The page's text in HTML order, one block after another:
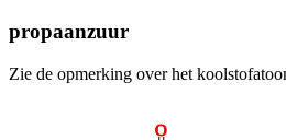
propaanzuur
Zie de opmerking over het
O